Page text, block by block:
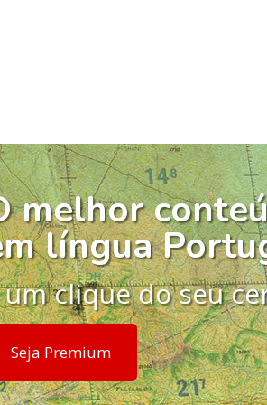
melhor
língua
um clique do seu
Seja Premium